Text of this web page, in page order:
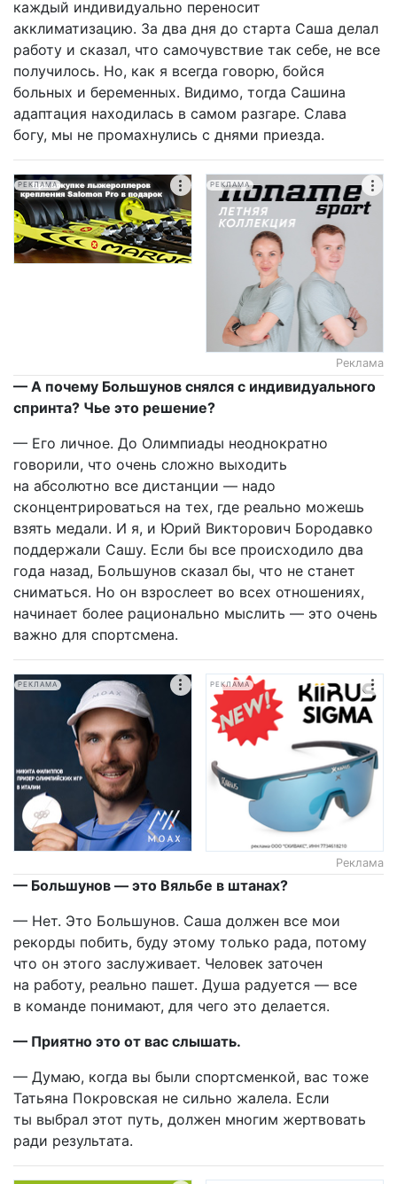
каждый индивидуально переносит
акклиматизацию. За два дня до старта Саша делал
работу и сказал, что самочувствие так себе, не все
получилось. Но, как я всегда говорю, бойся
больных и беременных. Видимо, тогда Сашина
адаптация находилась в самом разгаре. Слава
богу, мы не промахнулись с днями приезда.
РЕКЛАМА РЕКЛАМА
Реклама
— А почему Большунов снялся с индивидуального
спринта? Чье это решение?
— Его личное. До Олимпиады неоднократно
говорили, что очень сложно выходить
на абсолютно все дистанции — надо
сконцентрироваться на тех, где реально можешь
взять медали. И я, и Юрий Викторович Бородавко
поддержали Сашу. Если бы все происходило два
года назад, Большунов сказал бы, что не станет
сниматься. Но он взрослеет во всех отношениях,
начинает более рационально мыслить — это очень
важно для спортсмена.
РЕКЛАМА РЕКЛАМА
Реклама
— Большунов — это Вяльбе в штанах?
— Нет. Это Большунов. Саша должен все мои
рекорды побить, буду этому только рада, потому
что он этого заслуживает. Человек заточен
на работу, реально пашет. Душа радуется — все
в команде понимают, для чего это делается.
— Приятно это от вас слышать.
— Думаю, когда вы были спортсменкой, вас тоже
Татьяна Покровская не сильно жалела. Если
ты выбрал этот путь, должен многим жертвовать
ради результата.